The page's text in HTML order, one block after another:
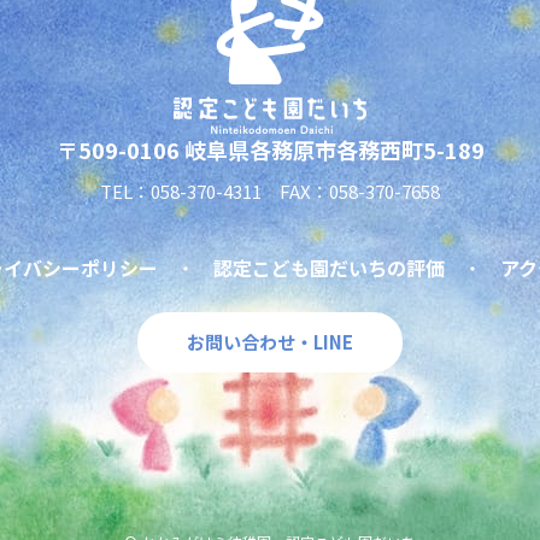
〒509-0106 岐阜県各務原市各務西町5-189
TEL：058-370-4311 FAX：058-370-7658
バシーポリシー 認定こども園だいちの評価 ア
お問い合わせ・LINE